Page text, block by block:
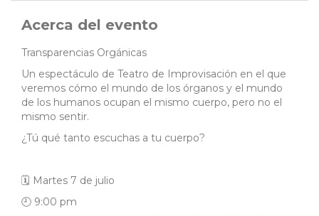
Acerca del evento
Transparencias Orgánicas
Un espectáculo de Teatro de Improvisación en el que
veremos cómo el mundo de los órganos y el mundo
de los humanos ocupan el mismo cuerpo, pero no el
mismo sentir.
¿Tú qué tanto escuchas a tu cuerpo?
🗓 Martes 7 de julio
🕘 9:00 pm